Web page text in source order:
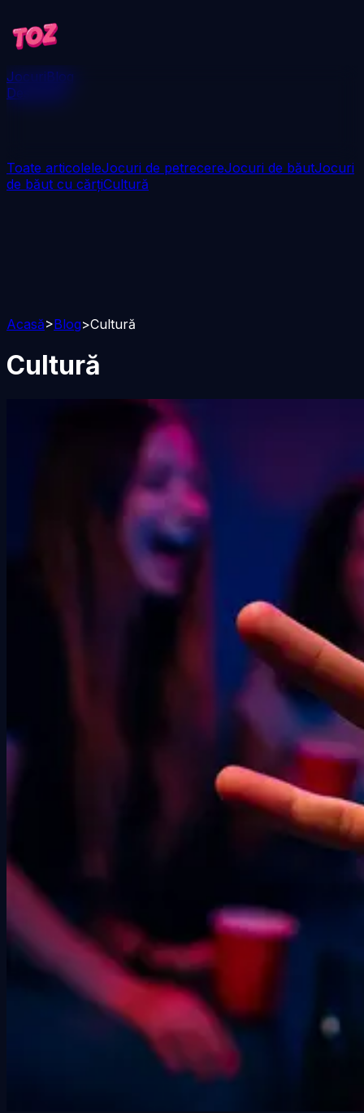
JocuriBlog
Descarcă
Toate articoleleJocuri de petrecereJocuri de băutJocuri
de băut cu cărțiCultură
Acasă>Blog>Cultură
Cultură